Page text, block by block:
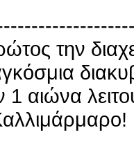
την
αιώνα